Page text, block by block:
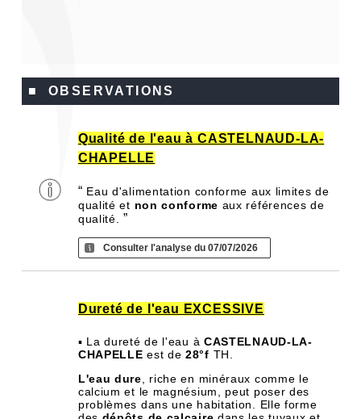
■ OBSERVATIONS
Qualité de l'eau à CASTELNAUD-LA-
CHAPELLE
“ Eau d'alimentation conforme aux limites de
qualité et non conforme aux références de
qualité.”
Consulter l'analyse du 07/07/2026
Dureté de l'eau EXCESSIVE
▪ La dureté de l'eau à CASTELNAUD-LA-
CHAPELLE est de28°f TH.
L'eau dure , riche en minéraux comme le
calcium et le magnésium, peut poser des
problèmes dans une habitation. Elle forme